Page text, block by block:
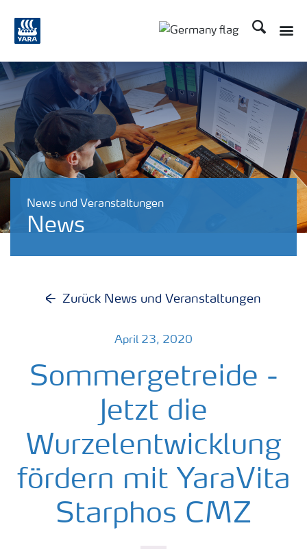
Suchen
News und Veranstaltungen
News
Zurück News und Veranstaltungen
April 23, 2020
Sommergetreide -
Jetzt die
Wurzelentwicklung
fördern mit YaraVita
Starphos CMZ